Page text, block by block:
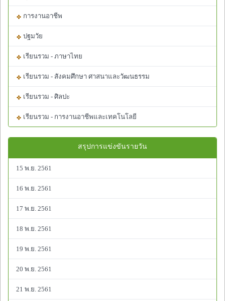
การงานอาชีพ
ปฐมวัย
เรียนรวม - ภาษาไทย
เรียนรวม - สังคมศึกษา ศาสนาและวัฒนธรรม
เรียนรวม - ศิลปะ
เรียนรวม - การงานอาชีพและเทคโนโลยี
สรุปการแข่งขันรายวัน
15 พ.ย. 2561
16 พ.ย. 2561
17 พ.ย. 2561
18 พ.ย. 2561
19 พ.ย. 2561
20 พ.ย. 2561
21 พ.ย. 2561